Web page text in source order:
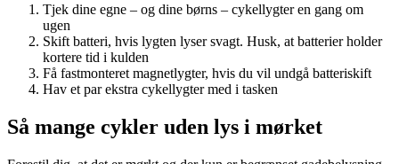
Tjek dine egne – og dine børns – cykellygter en gang om
ugen
Skift batteri, hvis lygten lyser svagt. Husk, at batterier holder
kortere tid i kulden
Få fastmonteret magnetlygter, hvis du vil undgå batteriskift
Hav et par ekstra cykellygter med i tasken
Så mange cykler uden lys i mørket